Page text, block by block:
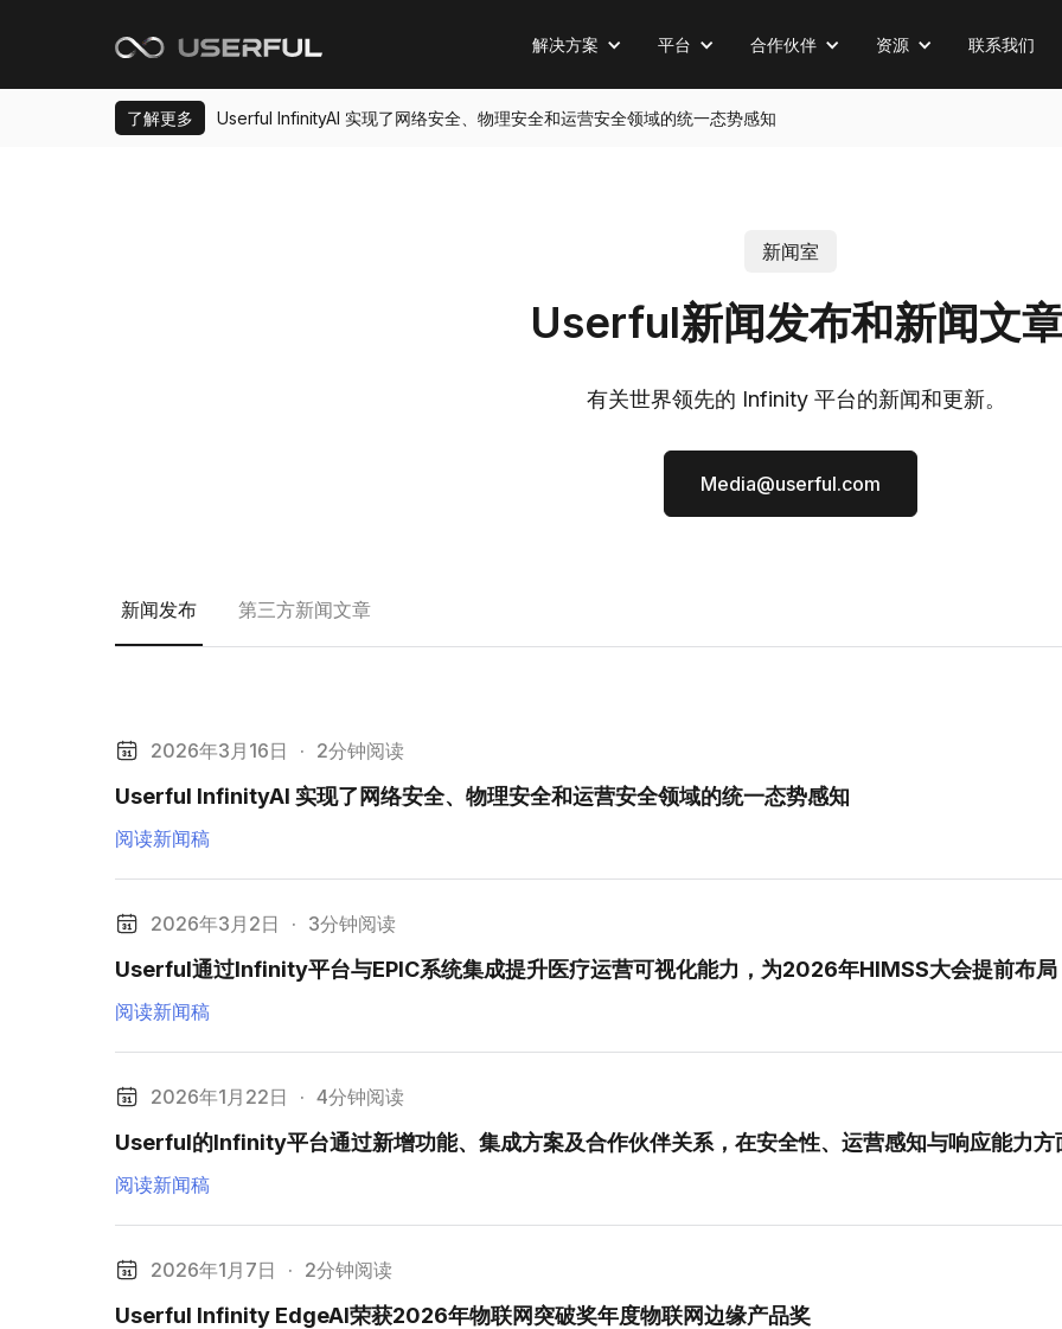
解决方案 平台 合作伙伴 资源 联系我们
了解更多 Userful InfinityAI 实现了网络安全、物理安全和运营安全领域的统一态势感知
新闻室
Userful新闻发布和新闻文
有关世界领先的 Infinity 平台的新闻和更新。
Media@userful.com
新闻发布 第三方新闻文章
2026年3月16日 · 2分钟阅读
Userful InfinityAI 实现了网络安全、物理安全和运营安全领域的统一态势感知
阅读新闻稿
2026年3月2日 · 3分钟阅读
Userful通过Infinity平台与EPIC系统集成提升医疗运营可视化能力，为2026年HIMSS大会提前布局
阅读新闻稿
2026年1月22日 · 4分钟阅读
Userful的Infinity平台通过新增功能、集成方案及合作伙伴关系，在安全性、运营感知与响应能力方
阅读新闻稿
2026年1月7日 · 2分钟阅读
Userful Infinity EdgeAI荣获2026年物联网突破奖年度物联网边缘产品奖